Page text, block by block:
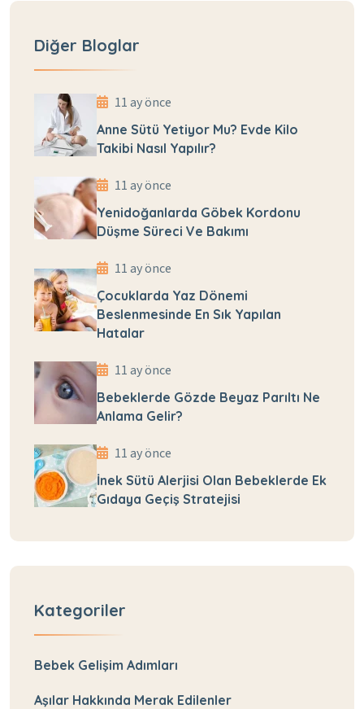
Diğer Bloglar
11 ay önce
Anne Sütü Yetiyor Mu? Evde Kilo
Takibi Nasıl Yapılır?
11 ay önce
Yenidoğanlarda Göbek Kordonu
Düşme Süreci Ve Bakımı
11 ay önce
Çocuklarda Yaz Dönemi
Beslenmesinde En Sık Yapılan
Hatalar
11 ay önce
Bebeklerde Gözde Beyaz Parıltı Ne
Anlama Gelir?
11 ay önce
İnek Sütü Alerjisi Olan Bebeklerde Ek
Gıdaya Geçiş Stratejisi
Kategoriler
Bebek Gelişim Adımları
Aşılar Hakkında Merak Edilenler